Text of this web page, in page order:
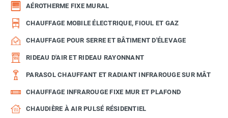
AÉROTHERME FIXE MURAL
CHAUFFAGE MOBILE ÉLECTRIQUE, FIOUL ET GAZ
CHAUFFAGE POUR SERRE ET BÂTIMENT D'ÉLEVAGE
RIDEAU D'AIR ET RIDEAU RAYONNANT
PARASOL CHAUFFANT ET RADIANT INFRAROUGE SUR MÂT
CHAUFFAGE INFRAROUGE FIXE MUR ET PLAFOND
CHAUDIÈRE À AIR PULSÉ RÉSIDENTIEL